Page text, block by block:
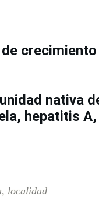
crecimiento
nativa
hepatitis A,
localidad